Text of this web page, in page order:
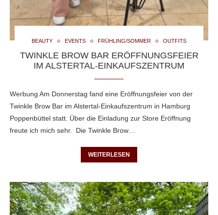
BEAUTY EVENTS FRÜHLING/SOMMER OUTFITS
TWINKLE BROW BAR ERÖFFNUNGSFEIER
IM ALSTERTAL-EINKAUFSZENTRUM
Werbung Am Donnerstag fand eine Eröffnungsfeier von der
Twinkle Brow Bar im Alstertal-Einkaufszentrum in Hamburg
Poppenbüttel statt. Über die Einladung zur Store Eröffnung
freute ich mich sehr. Die Twinkle Brow…
WEITERLESEN